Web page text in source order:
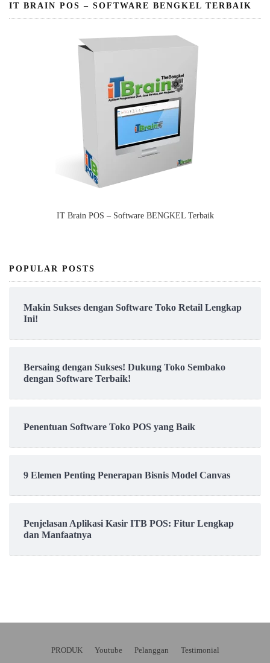
IT BRAIN POS – SOFTWARE BENGKEL TERBAIK
IT Brain POS – Software BENGKEL Terbaik
POPULAR POSTS
Makin Sukses dengan Software Toko Retail Lengkap
Ini!
Bersaing dengan Sukses! Dukung Toko Sembako
dengan Software Terbaik!
Penentuan Software Toko POS yang Baik
9 Elemen Penting Penerapan Bisnis Model Canvas
Penjelasan Aplikasi Kasir ITB POS: Fitur Lengkap
dan Manfaatnya
PRODUK Youtube Pelanggan Testimonial